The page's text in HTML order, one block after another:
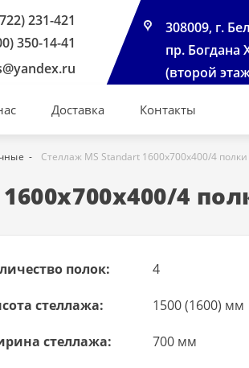
231-421
350-14-41
308009, г.
пр. Богдана
(второй
Доставка Контакты
Стеллаж MS Standart 1600х700х400/4 полки
4
полок: 4
стеллажа: 1500 (1600) мм
стеллажа: 700 мм